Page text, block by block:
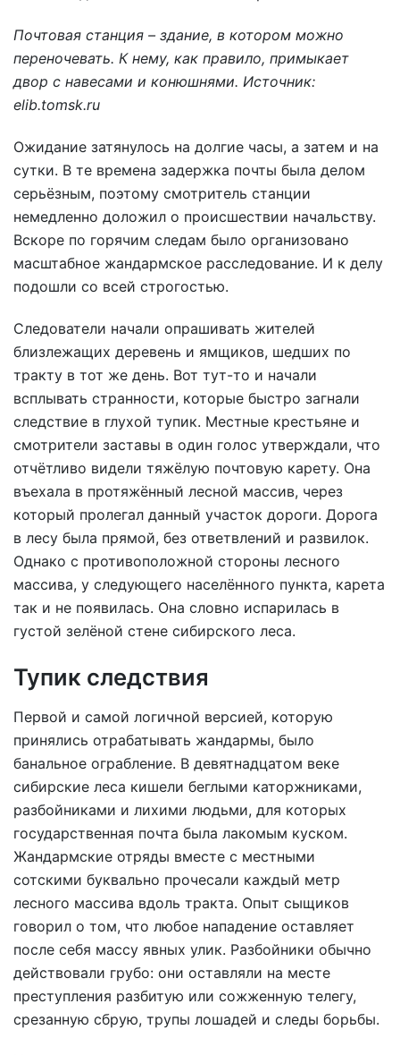
Почтовая станция – здание, в котором можно
переночевать. К нему, как правило, примыкает
двор с навесами и конюшнями. Источник:
elib.tomsk.ru
Ожидание затянулось на долгие часы, а затем и на
сутки. В те времена задержка почты была делом
серьёзным, поэтому смотритель станции
немедленно доложил о происшествии начальству.
Вскоре по горячим следам было организовано
масштабное жандармское расследование. И к делу
подошли со всей строгостью.
Следователи начали опрашивать жителей
близлежащих деревень и ямщиков, шедших по
тракту в тот же день. Вот тут-то и начали
всплывать странности, которые быстро загнали
следствие в глухой тупик. Местные крестьяне и
смотрители заставы в один голос утверждали, что
отчётливо видели тяжёлую почтовую карету. Она
въехала в протяжённый лесной массив, через
который пролегал данный участок дороги. Дорога
в лесу была прямой, без ответвлений и развилок.
Однако с противоположной стороны лесного
массива, у следующего населённого пункта, карета
так и не появилась. Она словно испарилась в
густой зелёной стене сибирского леса.
Тупик следствия
Первой и самой логичной версией, которую
принялись отрабатывать жандармы, было
банальное ограбление. В девятнадцатом веке
сибирские леса кишели беглыми каторжниками,
разбойниками и лихими людьми, для которых
государственная почта была лакомым куском.
Жандармские отряды вместе с местными
сотскими буквально прочесали каждый метр
лесного массива вдоль тракта. Опыт сыщиков
говорил о том, что любое нападение оставляет
после себя массу явных улик. Разбойники обычно
действовали грубо: они оставляли на месте
преступления разбитую или сожженную телегу,
срезанную сбрую, трупы лошадей и следы борьбы.